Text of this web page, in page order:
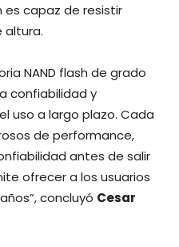
es capaz de resistir
altura.
NAND flash de grado
confiabilidad y
uso a largo plazo. Cada
de performance,
antes de salir
ofrecer a los usuarios
concluyó Cesar